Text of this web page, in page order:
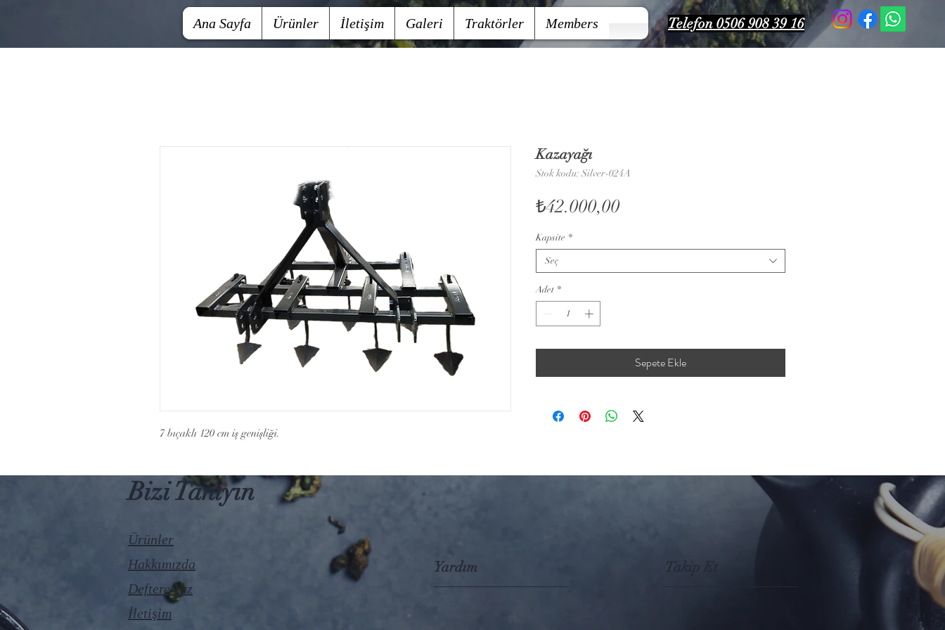
Ana Sayfa Ürünler İletişim Galeri Traktörler Members Telefon 0506 908 39 16
7 bıçaklı 120 cm iş genişliği.
Kazayağı
Stok kodu: Silver-024A
₺42.000,00Fiyat
Kapsite *
Seç
Adet *
Sepete Ekle
Bizi Tanıyın
Ürünler
Hakkımızda
Deftere Yaz
İletişim
Yardım Takip Et